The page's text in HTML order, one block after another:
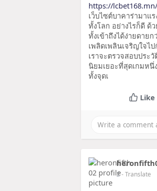
https://lcbet168.mn/
เว็บไซต์บาคาร่ามาแ
ทั้งโลก อย่างไรก็ดี ด้
ทั้งเข้าถึงได้ง่ายดาย
เพลิดเพลินเจริญใจไ
เราจะตรวจสอบประ
นิยมเยอะที่สุดเกมหนึ่
ทั้งจุดเ
Like
2- Translate